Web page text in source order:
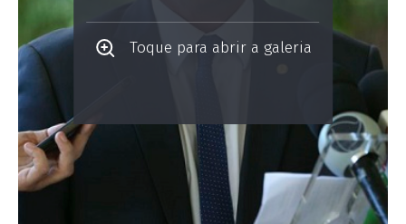
Toque para abrir a galeria